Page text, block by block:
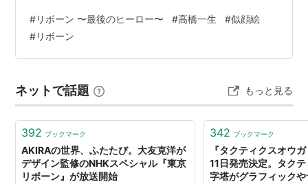
いか考えてみる。 「時すでにおスシ」の永作博美や松山
ケンイチとか、「コンビニ兄弟」の中島健人とかもいい
なあ(^^) いやいや、やっぱり「田鎖ブラザーズ」と同じ
～」の高橋一生にしよう。 第一話からずっと面白かった
のに、なんであんな唐突で…
#リボーン 〜最後のヒーロー〜 #高橋一生 #似顔絵
#リボーン
ネットで話題 もっと見る
392 ブックマーク
AKIRAの世界、ふたたび。大友克洋が
デザイン監修のNHKスペシャル『東京
リボーン』が放送開始
342 ブックマーク
『タクティクスオウ
11日発売決定。タク
字塔がグラフィック